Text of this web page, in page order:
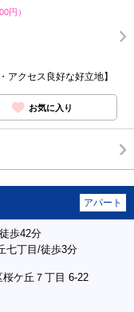
円）
アクセス良好な好立地】
お気に入り
アパート
歩42分
七丁目/徒歩3分
ケ丘７丁目 6-22